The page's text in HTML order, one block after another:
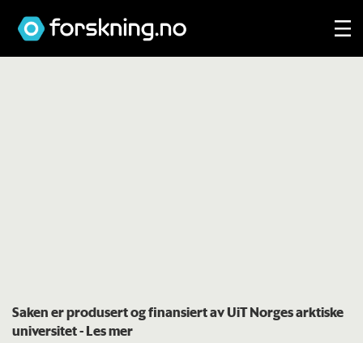
Saken er produsert og finansiert av UiT Norges arktiske
universitet- Les mer